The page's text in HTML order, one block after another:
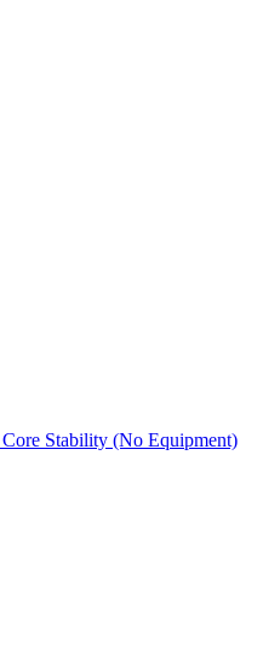
Stability (No Equipment)